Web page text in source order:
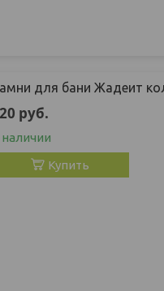
для бани Жадеит
руб.
Купить